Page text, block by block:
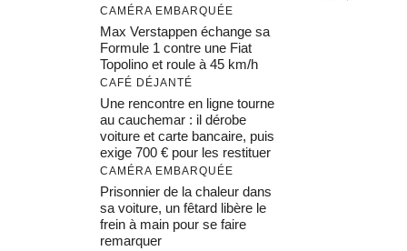
CAMÉRA EMBARQUÉE
Max Verstappen échange sa
Formule 1 contre une Fiat
Topolino et roule à 45 km/h
CAFÉ DÉJANTÉ
Une rencontre en ligne tourne
au cauchemar : il dérobe
voiture et carte bancaire, puis
exige 700 € pour les restituer
CAMÉRA EMBARQUÉE
Prisonnier de la chaleur dans
sa voiture, un fêtard libère le
frein à main pour se faire
remarquer